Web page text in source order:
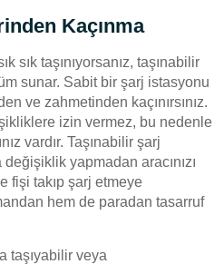
Kaçınma
sık taşınıyorsanız, taşınabilir
sunar. Sabit bir şarj istasyonu
ve zahmetinden kaçınırsınız.
izin vermez, bu nedenle
vardır. Taşınabilir şarj
yapmadan aracınızı
fişi takıp şarj etmeye
hem de paradan tasarruf
taşıyabilir veya